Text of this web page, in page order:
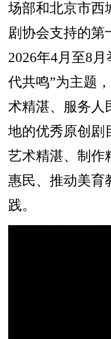
场部和北京市西
剧协会支持的第
2026年4月至8
代共鸣”为主题
术精湛、服务人
地的优秀原创剧
艺术精湛、制作
惠民、推动美育
践。